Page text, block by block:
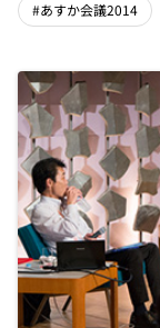
#あすか会議2014